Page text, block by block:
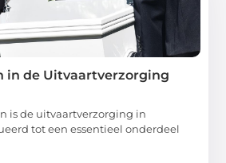
in de Uitvaartverzorging
is de uitvaartverzorging in
tot een essentieel onderdeel